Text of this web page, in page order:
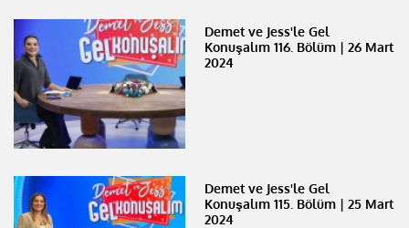
Demet ve Jess'le Gel
Konuşalım 116. Bölüm | 26 Mart
2024
Demet ve Jess'le Gel
Konuşalım 115. Bölüm | 25 Mart
2024